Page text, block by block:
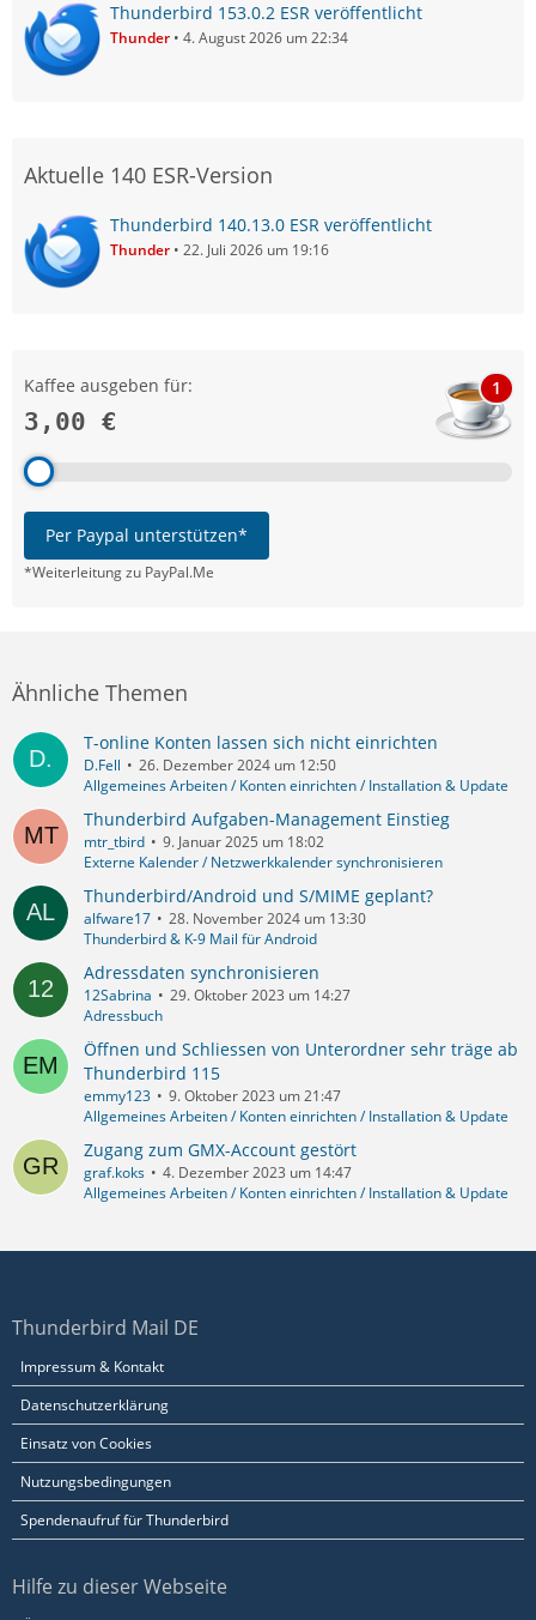
Thunderbird 153.0.2 ESR veröffentlicht
Thunder 4. August 2026 um 22:34
Aktuelle 140 ESR-Version
Thunderbird 140.13.0 ESR veröffentlicht
Thunder 22. Juli 2026 um 19:16
Kaffee ausgeben für:
3,00 €
1
Per Paypal unterstützen*
*Weiterleitung zu PayPal.Me
Ähnliche Themen
T-online Konten lassen sich nicht einrichten
D.Fell
26. Dezember 2024 um 12:50
Allgemeines Arbeiten / Konten einrichten / Installation & Update
Thunderbird Aufgaben-Management Einstieg
mtr_tbird
9. Januar 2025 um 18:02
Externe Kalender / Netzwerkkalender synchronisieren
Thunderbird/Android und S/MIME geplant?
alfware17
28. November 2024 um 13:30
Thunderbird & K-9 Mail für Android
Adressdaten synchronisieren
12Sabrina
29. Oktober 2023 um 14:27
Adressbuch
Öffnen und Schliessen von Unterordner sehr träge ab
Thunderbird 115
emmy123
9. Oktober 2023 um 21:47
Allgemeines Arbeiten / Konten einrichten / Installation & Update
Zugang zum GMX-Account gestört
graf.koks
4. Dezember 2023 um 14:47
Allgemeines Arbeiten / Konten einrichten / Installation & Update
Thunderbird Mail DE
Impressum & Kontakt
Datenschutzerklärung
Einsatz von Cookies
Nutzungsbedingungen
Spendenaufruf für Thunderbird
Hilfe zu dieser Webseite